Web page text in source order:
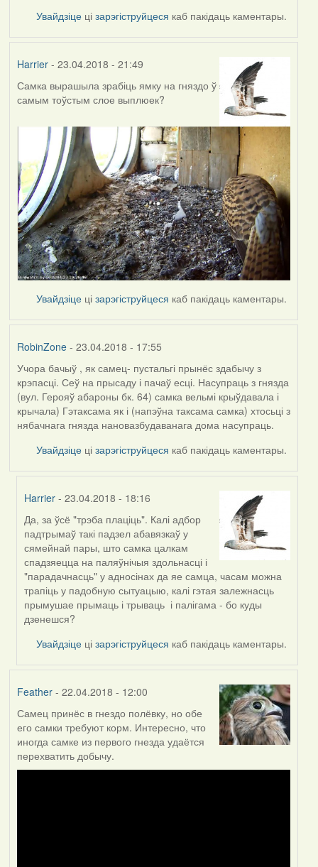
Увайдзіце цізарэгіструйцеся каб пакідаць каментары.
Harrier- 23.04.2018 - 21:49
Самка вырашыла зрабіць ямку на гняздо ў
самым тоўстым слое выплюек?
Увайдзіце цізарэгіструйцеся каб пакідаць каментары.
RobinZone- 23.04.2018 - 17:55
Учора бачыў , як самец- пустальгі прынёс здабычу з
крэпасці. Сеў на прысаду і пачаў есці. Насупраць з гнязда
(вул. Герояў абароны бк. 64) самка вельмі крыўдавала і
крычала) Гэтаксама як і (напэўна таксама самка) хтосьці з
нябачнага гнязда нановазбудаванага дома насупраць.
Увайдзіце цізарэгіструйцеся каб пакідаць каментары.
Harrier - 23.04.2018 - 18:16
In
reply
to
by
RobinZone
Да, за ўсё "трэба плаціць". Калі адбор
падтрымаў такі падзел абавязкаў у
сямейнай пары, што самка цалкам
спадзяецца на паляўнічыя здольнасці і
"парадачнасць" у адносінах да яе самца, часам можна
трапіць у падобную сытуацыю, калі гэтая залежнасць
прымушае прымаць і трываць і палігама - бо куды
дзенешся?
Увайдзіце цізарэгіструйцеся каб пакідаць каментары.
Feather- 22.04.2018 - 12:00
Самец принёс в гнездо полёвку, но обе
его самки требуют корм. Интересно, что
иногда самке из первого гнезда удаётся
перехватить добычу.